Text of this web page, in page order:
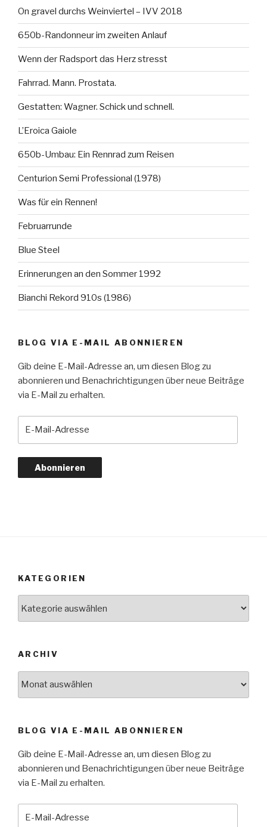
On gravel durchs Weinviertel – IVV 2018
650b-Randonneur im zweiten Anlauf
Wenn der Radsport das Herz stresst
Fahrrad. Mann. Prostata.
Gestatten: Wagner. Schick und schnell.
L’Eroica Gaiole
650b-Umbau: Ein Rennrad zum Reisen
Centurion Semi Professional (1978)
Was für ein Rennen!
Februarrunde
Blue Steel
Erinnerungen an den Sommer 1992
Bianchi Rekord 910s (1986)
BLOG VIA E-MAIL ABONNIEREN
Gib deine E-Mail-Adresse an, um diesen Blog zu
abonnieren und Benachrichtigungen über neue Beiträge
via E-Mail zu erhalten.
Abonnieren
KATEGORIEN
ARCHIV
BLOG VIA E-MAIL ABONNIEREN
Gib deine E-Mail-Adresse an, um diesen Blog zu
abonnieren und Benachrichtigungen über neue Beiträge
via E-Mail zu erhalten.